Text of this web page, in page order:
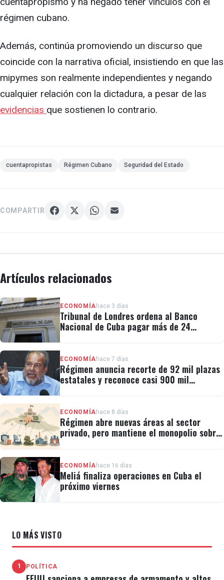
régimen cubano.
Además, continúa promoviendo un discurso que
coincide con la narrativa oficial, insistiendo en que las
mipymes son realmente independientes y negando
cualquier relación con la dictadura, a pesar de las
evidencias que sostienen lo contrario.
cuentapropistas Régimen Cubano Seguridad del Estado
COMPARTIR
Artículos relacionados
ECONOMÍA hace 3 días
Tribunal de Londres ordena al Banco
Nacional de Cuba pagar más de 24
ECONOMÍA hace 7 días
Régimen anuncia recorte de 92 mil plazas
estatales y reconoce casi 900 mil
ECONOMÍA hace 8 días
Régimen abre nuevas áreas al sector
privado, pero mantiene el monopolio sobre
ECONOMÍA hace 16 días
Meliá finaliza operaciones en Cuba el
próximo viernes
LO MÁS VISTO
1 POLÍTICA